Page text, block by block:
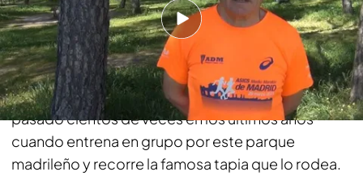
Compartir
Nos cita en la puerta de Rodajos de la Casa de
Campo. En la misma explanada por donde ha
pasado cientos de veces en los últimos años
cuando entrena en grupo por este parque
madrileño y recorre la famosa tapia que lo rodea.